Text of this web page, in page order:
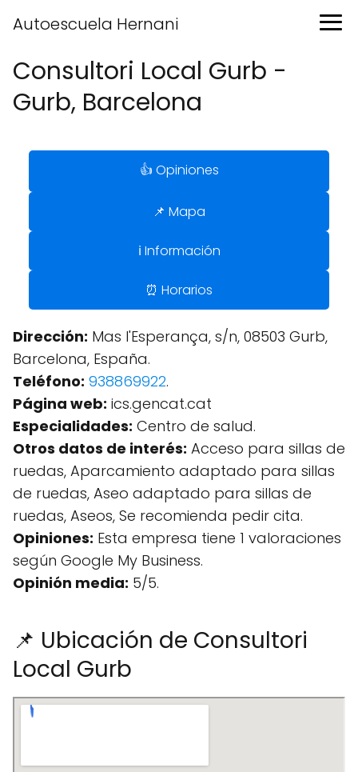
Autoescuela Hernani
Consultori Local Gurb -
Gurb, Barcelona
👍 Opiniones
📌 Mapa
ℹ️ Información
⏰ Horarios
Dirección: Mas l'Esperança, s/n, 08503 Gurb,
Barcelona, España.
Teléfono: 938869922.
Página web: ics.gencat.cat
Especialidades: Centro de salud.
Otros datos de interés: Acceso para sillas de
ruedas, Aparcamiento adaptado para sillas
de ruedas, Aseo adaptado para sillas de
ruedas, Aseos, Se recomienda pedir cita.
Opiniones: Esta empresa tiene 1 valoraciones
según Google My Business.
Opinión media: 5/5.
📌 Ubicación de Consultori
Local Gurb